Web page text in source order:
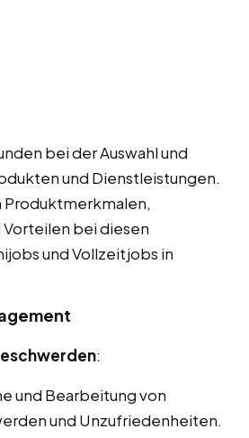
bei der Auswahl und
und Dienstleistungen.
Produktmerkmalen,
bei diesen
und Vollzeitjobs in
:
und Bearbeitung von
und Unzufriedenheiten.